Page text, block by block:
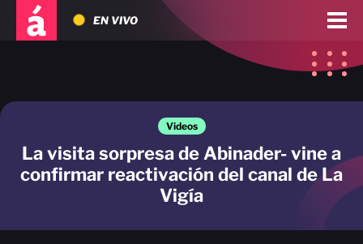
EN VIVO
Videos
La visita sorpresa de Abinader- vine a
confirmar reactivación del canal de La
Vigía